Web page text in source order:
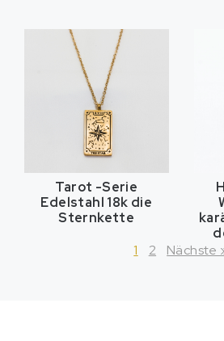
Tarot -Serie
Edelstahl 18k die
Sternkette
1
2 Nächste